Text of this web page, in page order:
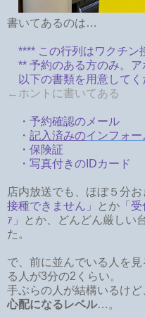
書いてあるのは…
**** この行列はワクチン
** 予約のある方のみ。ア
以下の書類を用意してく
←ホントに書いてある
・予約確認のメール
・ 記入済みのインフォ
・保険証
・写真付きのIDカード
店内放送でも、ほぼ５分お
接種できません」
とか 「
ｧ」
とか、どんどん厳しい
た。
で、前に並んでいる人を
る人が3分の2くらい。
手ぶらの人が結構いるけど
心配になるレベル…。